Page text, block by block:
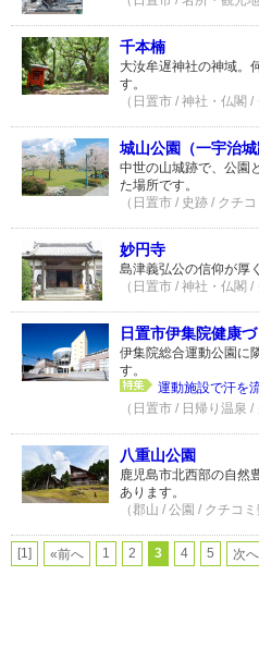
千本楠
大汝牟遅神社の神域。
す。
（日置市 / 神社・仏閣 /
城山公園（一宇治城
中世の山城跡で、公園
た場所です。
（日置市 / 史跡 / クチコ
妙円寺
島津義弘公の信仰が厚
（日置市 / 神社・仏閣 /
日置市伊集院健康
伊集院総合運動公園に
す。
運動施設で汗を
（日置市 / 日帰り温泉 /
八重山公園
鹿児島市北西部の自然
あります。
（郡山 / 公園 / クチコミ
[1] «前へ 1 2 3 4 5 次